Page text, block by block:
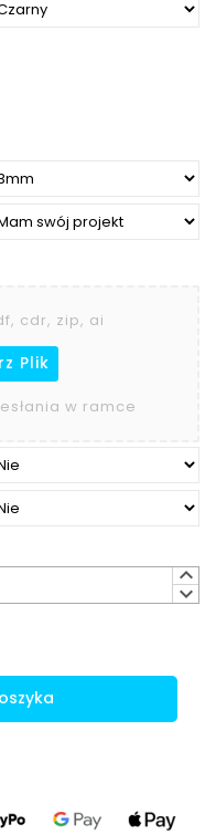
cdr, zip, ai
Plik
w ramce
keyboard_arrow_up
keyboard_arrow_down